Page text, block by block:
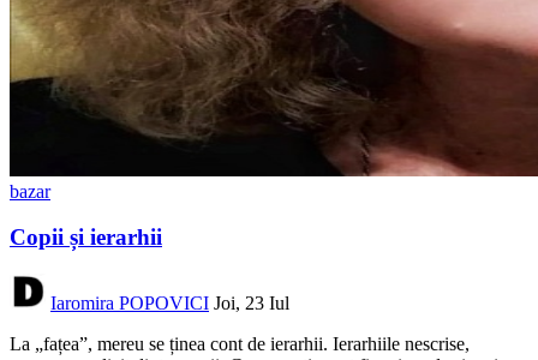
bazar
Copii și ierarhii
Iaromira POPOVICI Joi, 23 Iul
La „fațea”, mereu se ținea cont de ierarhii. Ierarhiile nescrise,